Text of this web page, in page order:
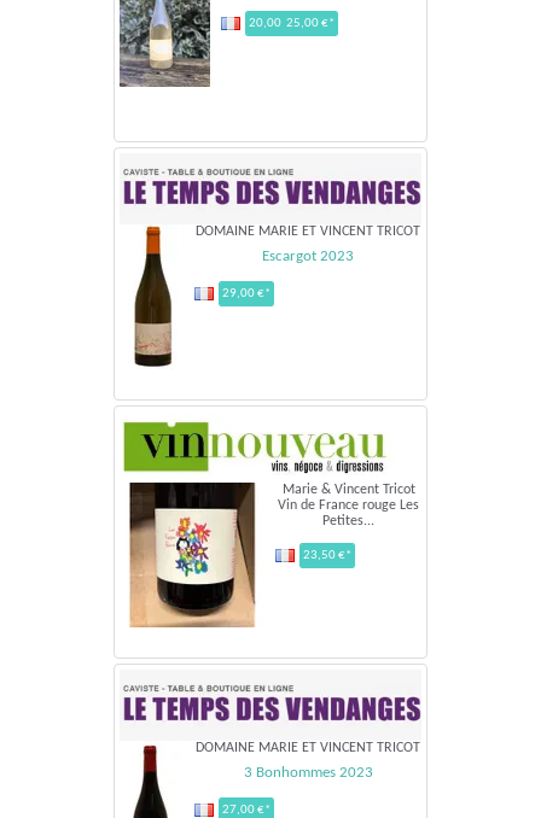
20,00 25,00 €*
DOMAINE MARIE ET VINCENT TRICOT
Escargot 2023
29,00 €*
Marie & Vincent Tricot
Vin de France rouge Les
Petites...
23,50 €*
DOMAINE MARIE ET VINCENT TRICOT
3 Bonhommes 2023
27,00 €*